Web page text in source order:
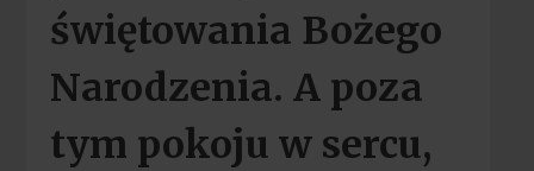
świętowania Bożego
Narodzenia. A poza
tym pokoju w sercu,